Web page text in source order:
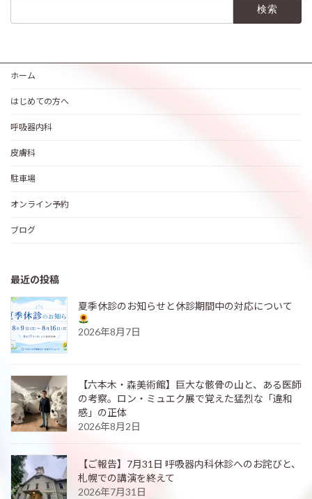
ホーム
はじめての方へ
呼吸器内科
皮膚科
駐車場
オンライン予約
ブログ
最近の投稿
夏季休診のお知らせと休診期間中の対応について
2026年8月7日
【六本木・森美術館】巨大な骸骨の山と、ある医師
の考察。ロン・ミュエク展で覚えた猛烈な「違和
感」の正体
2026年8月2日
【ご報告】7月31日 呼吸器内科休診へのお詫びと、
札幌での講演を終えて
2026年7月31日